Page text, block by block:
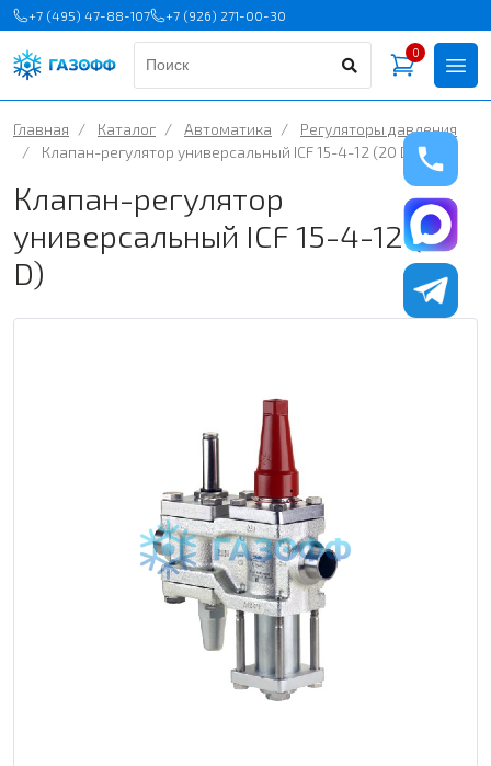
+7 (495) 47-88-107 +7 (926) 271-00-30
0
Главная / Каталог / Автоматика /
Регуляторы давления
/
Клапан-регулятор универсальный ICF 15-4-12 (20 D)
Клапан-регулятор
универсальный ICF 15-4-12 (20
D)